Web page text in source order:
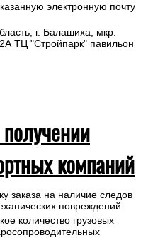
электронную почту
г. Балашиха, мкр.
ТЦ "Стройпарк" павильон
компаний
заказа на наличие следов
повреждений.
количество грузовых